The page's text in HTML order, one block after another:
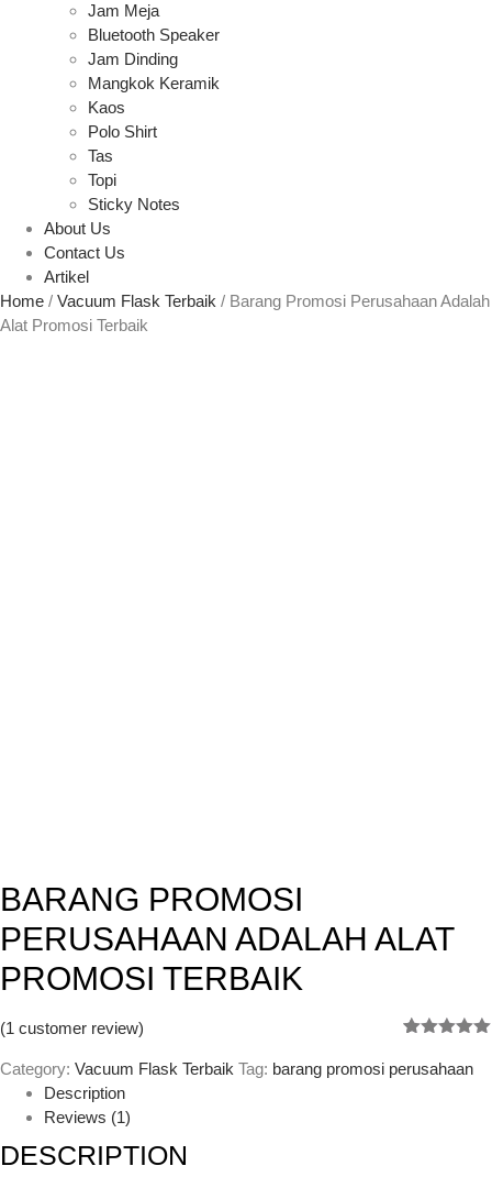
Jam Meja
Bluetooth Speaker
Jam Dinding
Mangkok Keramik
Kaos
Polo Shirt
Tas
Topi
Sticky Notes
About Us
Contact Us
Artikel
Home / Vacuum Flask Terbaik / Barang Promosi Perusahaan Adalah
Alat Promosi Terbaik
BARANG PROMOSI
PERUSAHAAN ADALAH ALAT
PROMOSI TERBAIK
out of 5
(1 customer review)
Category: Vacuum Flask Terbaik Tag: barang promosi perusahaan
Description
Reviews (1)
DESCRIPTION